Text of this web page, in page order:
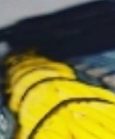
پچ کورد 2 متری Cat6ASFTP